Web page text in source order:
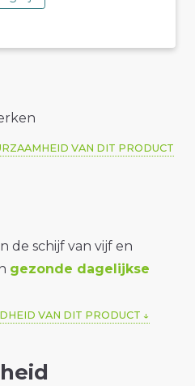
VAN DIT PRODUCT
de schijf van vijf en
gezonde dagelijkse
VAN DIT PRODUCT